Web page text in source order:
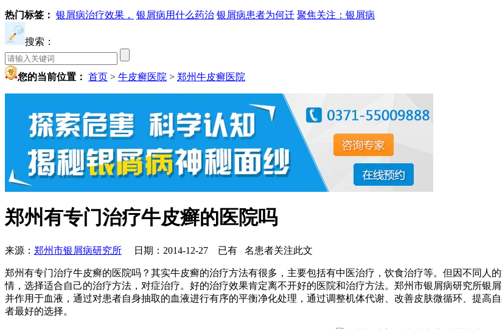
热门标签： 银屑病治疗效果， 银屑病用什么药治 银屑病患者为何迁 聚焦关注：银屑病
搜索：
您的当前位置： 首页 > 牛皮癣医院 > 郑州牛皮癣医院
郑州有专门治疗牛皮癣的医院吗
来源： 郑州市银屑病研究所 日期：2014-12-27 已有 名患者关注此文
郑州有专门治疗牛皮癣的医院吗？其实牛皮癣的治疗方法有很多，主要包括有中医治疗，饮食治疗等。但因不同人
情，选择适合自己的治疗方法，对症治疗。好的治疗效果肯定离不开好的医院和治疗方法。郑州市银屑病研究所
并作用于血液，通过对患者自身抽取的血液进行有序的平衡净化处理，通过调整机体代谢、改善皮肤微循环、提高
者最好的选择。